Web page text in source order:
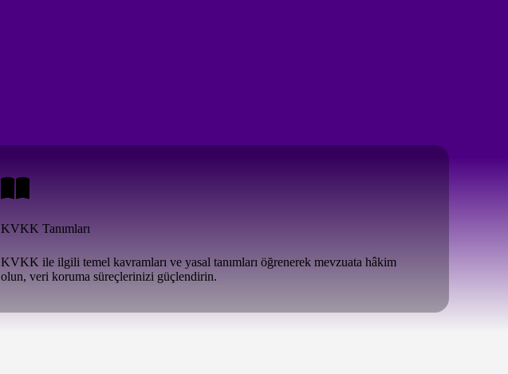
KVKK Tanımları
KVKK ile ilgili temel kavramları ve yasal tanımları öğrenerek mevzuata hâkim
olun, veri koruma süreçlerinizi güçlendirin.